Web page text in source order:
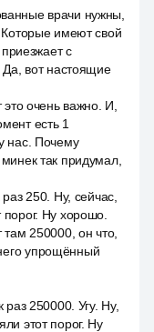
врачи нужны,
имеют свой
с
Да, вот настоящие
очень важно. И,
есть 1
нас. Почему
так придумал,
250. Ну, сейчас,
Ну хорошо.
там 250000, он что,
упрощённый
250000. Угу. Ну,
этот порог. Ну